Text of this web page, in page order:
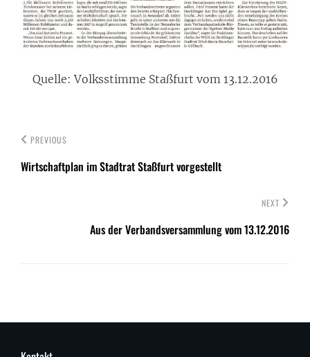
Quelle: Volksstimme Staßfurt vom 13.12.2016
PREVIOUS
Wirtschaftplan im Stadtrat Staßfurt vorgestellt
NEXT
Aus der Verbandsversammlung vom 13.12.2016